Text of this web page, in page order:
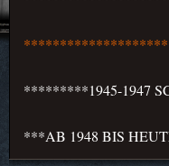
*********1945-1947
***AB 1948 BIS